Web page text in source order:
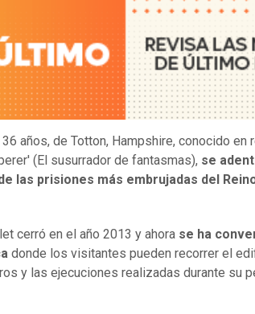
años, de Totton, Hampshire, conocido en
(El susurrador de fantasmas), se
las prisiones más embrujadas del
cerró en el año 2013 y ahora se ha
donde los visitantes pueden recorrer el
y las ejecuciones realizadas durante su